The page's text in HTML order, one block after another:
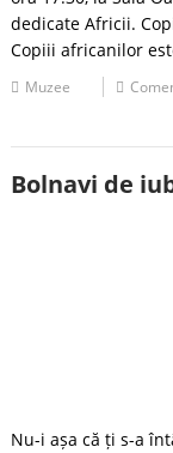
dedicate Africii.
Copiii africanilor
Muzee
Bolnavi de
Nu-i așa că ți s-a